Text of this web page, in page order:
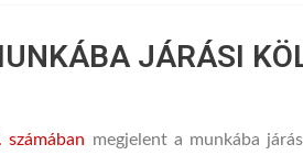
JÁRÁSI
megjelent a munkába